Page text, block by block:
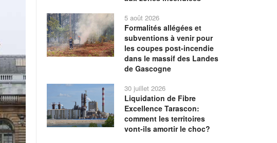
5 août 2026
Formalités allégées et
subventions à venir pour
les coupes post-incendie
dans le massif des Landes
de Gascogne
30 juillet 2026
Liquidation de Fibre
Excellence Tarascon:
comment les territoires
vont-ils amortir le choc?